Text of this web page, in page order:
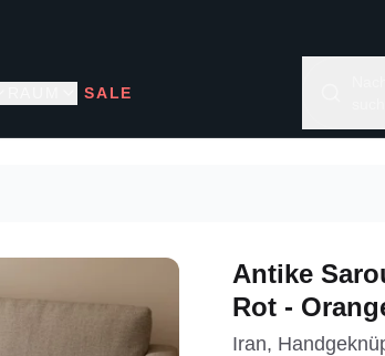
SALE
Antike
Rot -
Iran,